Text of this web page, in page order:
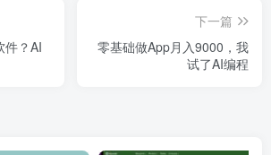
件？AI
下一篇
零基础做App月入9000，我
试了AI编程